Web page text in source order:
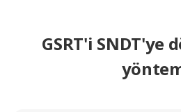
GSRT'i SNDT'ye